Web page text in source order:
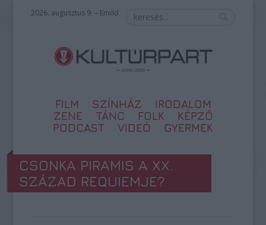
2026. augusztus 9. – Emőd
FILM SZÍNHÁZ
IRODALOM
ZENE
TÁNC FOLK
KÉPZŐ
PODCAST
VIDEÓ GYERMEK
CSONKA PIRAMIS A XX.
SZÁZAD REQUIEMJE?